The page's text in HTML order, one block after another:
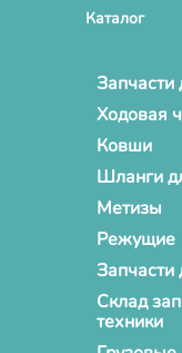
Каталог
Запчасти
Ходовая
Ковши
Шланги
Метизы
Режущие
Запчасти
Склад
техники